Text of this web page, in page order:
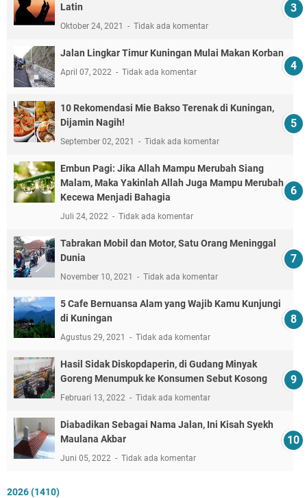
Latin
Oktober 24, 2021 Tidak ada komentar
Jalan Lingkar Timur Kuningan Mulai Makan Korban
April 07, 2022 Tidak ada komentar
10 Rekomendasi Mie Bakso Terenak di Kuningan,
Dijamin Nagih!
September 02, 2021 Tidak ada komentar
Embun Pagi: Jika Allah Mampu Merubah Siang
Malam, Maka Yakinlah Allah Juga Mampu Merubah
Kecewa Menjadi Bahagia
Juli 24, 2022 Tidak ada komentar
Tabrakan Mobil dan Motor, Satu Orang Meninggal
Dunia
November 10, 2021 Tidak ada komentar
5 Cafe Bernuansa Alam yang Wajib Kamu Kunjungi
di Kuningan
Agustus 29, 2021 Tidak ada komentar
Hasil Sidak Diskopdaperin, di Gudang Minyak
Goreng Menumpuk ke Konsumen Sebut Kosong
Februari 13, 2022 Tidak ada komentar
Diabadikan Sebagai Nama Jalan, Ini Kisah Syekh
Maulana Akbar
Juni 05, 2022 Tidak ada komentar
2026(1410)